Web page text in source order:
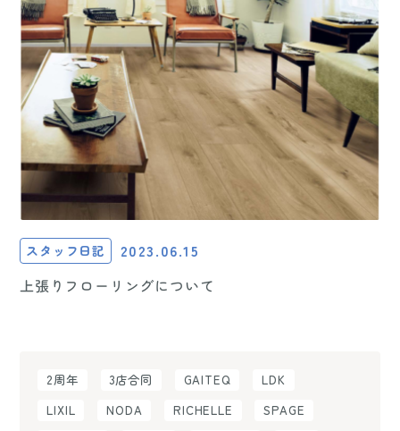
スタッフ日記 2023.06.15
上張りフローリングについて
2周年 3店合同 GAITEQ
LDK
LIXIL
NODA RICHELLE
SPAGE